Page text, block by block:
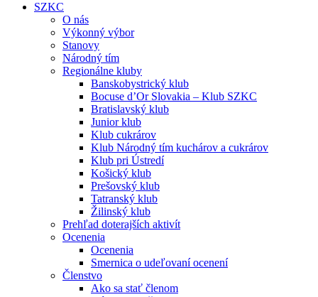
SZKC
O nás
Výkonný výbor
Stanovy
Národný tím
Regionálne kluby
Banskobystrický klub
Bocuse d’Or Slovakia – Klub SZKC
Bratislavský klub
Junior klub
Klub cukrárov
Klub Národný tím kuchárov a cukrárov
Klub pri Ústredí
Košický klub
Prešovský klub
Tatranský klub
Žilinský klub
Prehľad doterajších aktivít
Ocenenia
Ocenenia
Smernica o udeľovaní ocenení
Členstvo
Ako sa stať členom